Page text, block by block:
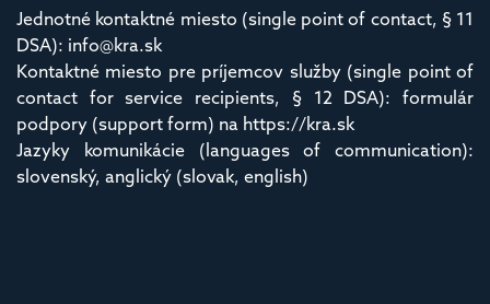
Jednotné kontaktné miesto (single point of contact, § 11
DSA): info@kra.sk
Kontaktné miesto pre príjemcov služby (single point of
contact for service recipients, § 12 DSA): formulár
podpory (support form) na https://kra.sk
Jazyky komunikácie (languages of communication):
slovenský, anglický (slovak, english)